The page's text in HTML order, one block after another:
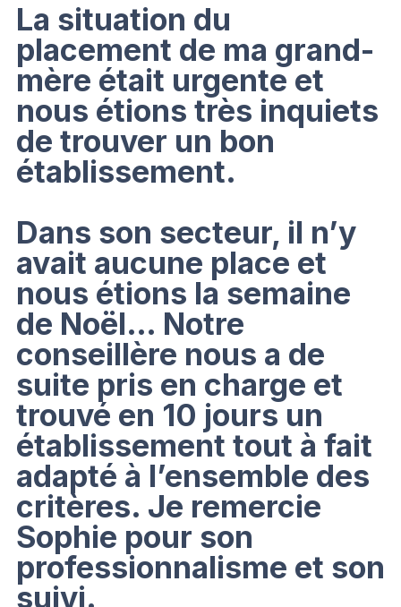
La situation du
placement de ma grand-
mère était urgente et
nous étions très inquiets
de trouver un bon
établissement.
Dans son secteur, il n’y
avait aucune place et
nous étions la semaine
de Noël… Notre
conseillère nous a de
suite pris en charge et
trouvé en 10 jours un
établissement tout à fait
adapté à l’ensemble des
critères. Je remercie
Sophie pour son
professionnalisme et son
suivi.